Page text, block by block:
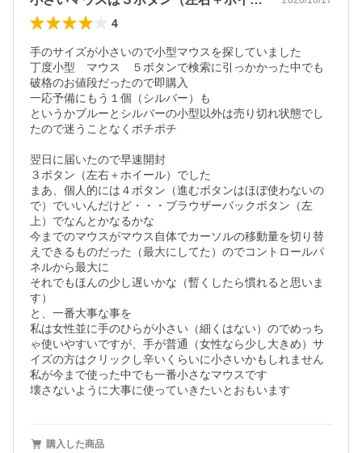
4
手のサイズが小さいので小型マウスを探していました
丁度小型　マウス　５ボタンで検索に引っかかった中でも
破格のお値段だったので即購入
一応予備にもう１個（シルバー）も
というかブルーとシルバーの小型以外は売り切れ状態でし
たので迷うことなくポチポチ
翌日に届いたので早速開封
３ボタン（左右＋ホイール）でした
まあ、個人的には４ボタン（進むボタンはほぼ使わないの
で）でいいんだけど・・・ブラウザーバックボタン（左
上）でなんとかなるかな
今までのマウスがマウス自体でカーソルの移動量を切り替
えできるものだった（最大にしてた）のでコントロールパ
ネルから最大に
それでもほんの少し遅いかな（暫くしたら慣れると思いま
す）
と、一番大事な事を
私は女性並に手のひらが小さい（細くはない）のでめっち
ゃ使いやすいですが、手が普通（女性なら少し大きめ）サ
イズの方はクリックし辛いくらいに小さいかもしれません
私が今まで使った中でも一番小さなマウスです
壊さないように大事に使っていきたいとおもいます
購入した商品